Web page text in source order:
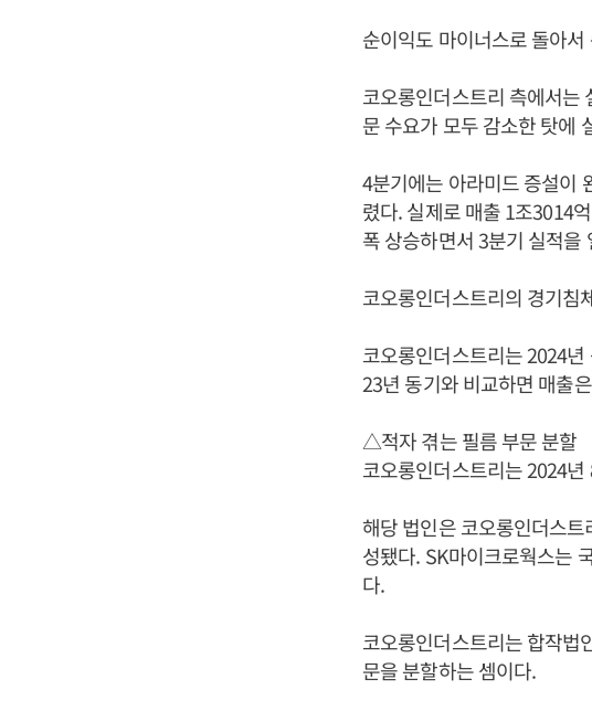
순이익도 마이너스로 돌아
코오롱인더스트리 측에서는
문 수요가 모두 감소한 탓에
4분기에는 아라미드 증설이
렸다. 실제로 매출 1조3014
폭 상승하면서 3분기 실적을
코오롱인더스트리의 경기침
코오롱인더스트리는 2024
23년 동기와 비교하면 매출
△적자 겪는 필름 부문 분할
코오롱인더스트리는 2024
해당 법인은 코오롱인더스
성됐다. SK마이크로웍스는
다.
코오롱인더스트리는 합작법
문을 분할하는 셈이다.